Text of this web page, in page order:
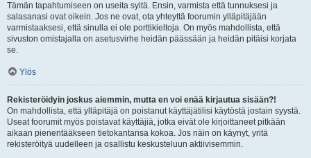
Tämän tapahtumiseen on useita syitä. Ensin, varmista että tunnuksesi ja
salasanasi ovat oikein. Jos ne ovat, ota yhteyttä foorumin ylläpitäjään
varmistaaksesi, että sinulla ei ole porttikieltoja. On myös mahdollista, että
sivuston omistajalla on asetusvirhe heidän päässään ja heidän pitäisi korjata
se.
Ylös
Rekisteröidyin joskus aiemmin, mutta en voi enää kirjautua sisään?!
On mahdollista, että ylläpitäjä on poistanut käyttäjätilisi käytöstä jostain syystä.
Useat foorumit myös poistavat käyttäjiä, jotka eivät ole kirjoittaneet pitkään
aikaan pienentääkseen tietokantansa kokoa. Jos näin on käynyt, yritä
rekisteröityä uudelleen ja osallistu keskusteluun aktiivisemmin.